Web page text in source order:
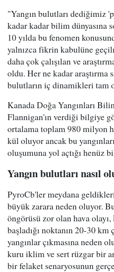
"Yangın bulutları dediğimiz
kadar kadar bilim dünyasına
10 yılda bu fenomen
yalnızca fikrin kabulüne
daha çok çalışılan ve
oldu. Her ne kadar araştırma
bulutların iç dinamikleri tam
Kanada Doğa Yangınları
Flannigan'ın verdiği bilgiye
ortalama toplam 980 milyon
kül oluyor ancak bu
oluşumuna yol açtığı henüz
Yangın bulutları nasıl
PyroCb'ler meydana
büyük zarara neden oluyor.
öngörüsü zor olan hava
başladığı noktanın 20-30
yangınlar çıkmasına neden
kuru iklim ve sert rüzgar bir
bir felaket senaryosunun